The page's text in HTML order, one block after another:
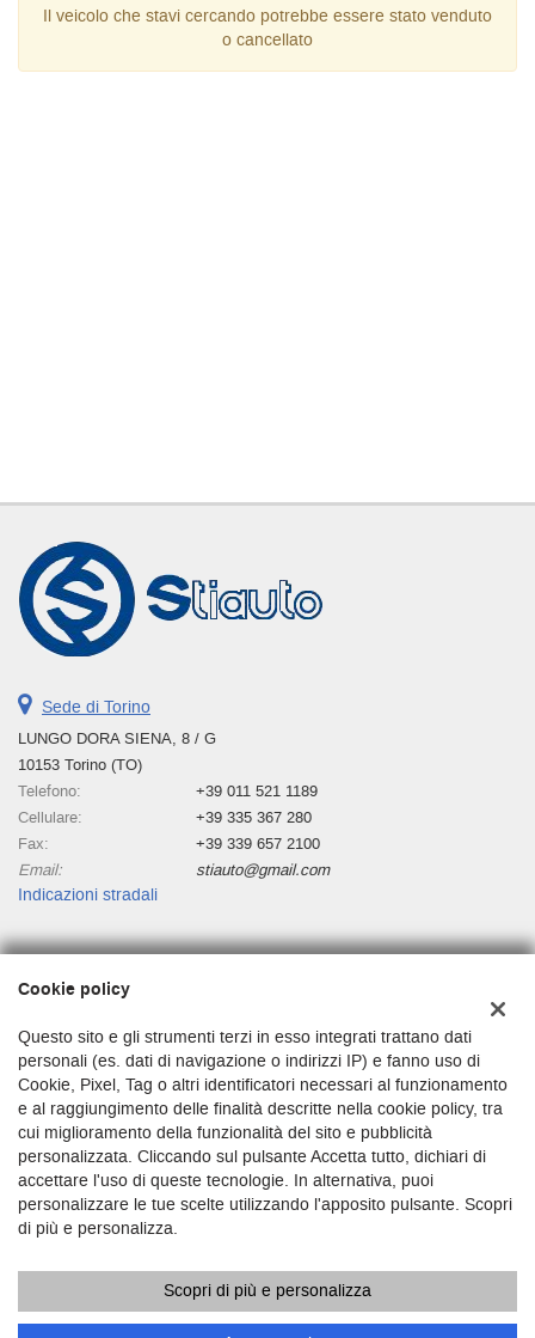
Il veicolo che stavi cercando potrebbe essere stato venduto
o cancellato
Sede di Torino
LUNGO DORA SIENA, 8 / G
10153 Torino (TO)
Telefono:
+39 011 521 1189
Cellulare:
+39 335 367 280
Fax:
+39 339 657 2100
Email:
stiauto@gmail.com
Indicazioni stradali
Dati fiscali:
Lungo Dora Siena 8/g, Torino (TO)
C.F/P.IVA: 03680250010
Registro delle imprese:TO
Copyright © 2026 GestionaleAuto.com S.r.l., Tutti i diritti riservati -
Leggi l'informativa sulla privacy-Cookie Policy
Cookie policy
Questo sito e gli strumenti terzi in esso integrati trattano dati
personali (es. dati di navigazione o indirizzi IP) e fanno uso di
Cookie, Pixel, Tag o altri identificatori necessari al funzionamento
e al raggiungimento delle finalità descritte nella cookie policy, tra
cui miglioramento della funzionalità del sito e pubblicità
personalizzata. Cliccando sul pulsante Accetta tutto, dichiari di
accettare l'uso di queste tecnologie. In alternativa, puoi
personalizzare le tue scelte utilizzando l'apposito pulsante. Scopri
di più e personalizza.
Scopri di più e personalizza